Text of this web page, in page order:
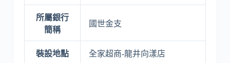
所屬銀行
簡稱
國世金支
裝設地點 全家超商-龍井向漾店